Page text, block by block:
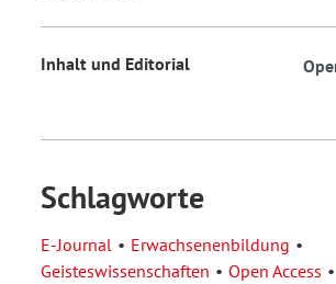
Inhalt und Editorial
Schlagworte
E-Journal
Erwachsenenbildung
Geisteswissenschaften
Open Access